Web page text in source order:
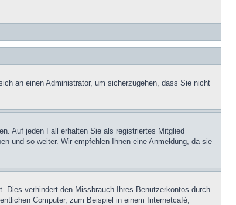
an einen Administrator, um sicherzugehen, dass Sie nicht
Auf jeden Fall erhalten Sie als registriertes Mitglied
und so weiter. Wir empfehlen Ihnen eine Anmeldung, da sie
Dies verhindert den Missbrauch Ihres Benutzerkontos durch
Computer, zum Beispiel in einem Internetcafé,